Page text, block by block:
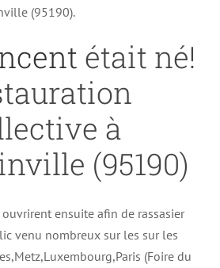
(95190).
était né!
à
(95190)
ensuite afin de rassasier
venu nombreux sur les sur les
(Foire du